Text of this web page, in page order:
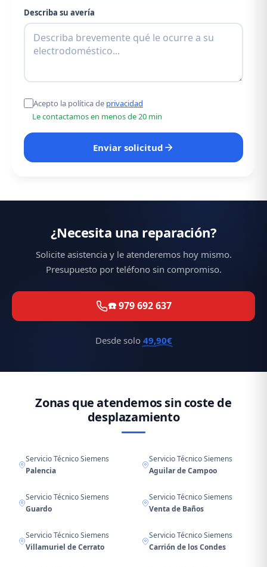
Describa su avería
Acepto la política de privacidad
Le contactamos en menos de 20 min
Enviar solicitud
¿Necesita una reparación?
Solicite asistencia y le atenderemos hoy mismo.
Presupuesto por teléfono sin compromiso.
☎️ 979 692 637
Desde solo 49,90€
Zonas que atendemos sin coste de
desplazamiento
Servicio Técnico Siemens
Palencia
Servicio Técnico Siemens
Aguilar de Campoo
Servicio Técnico Siemens
Guardo
Servicio Técnico Siemens
Venta de Baños
Servicio Técnico Siemens
Villamuriel de Cerrato
Servicio Técnico Siemens
Carrión de los Condes